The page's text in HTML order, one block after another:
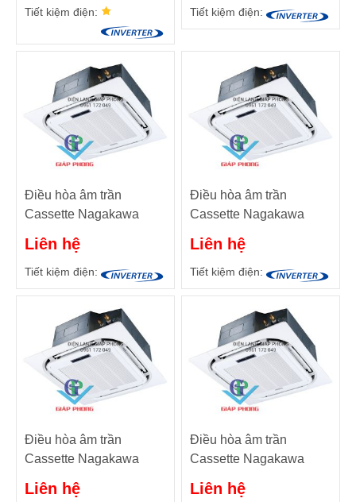
Tiết kiệm điện: Tiết kiệm điện:
Điều hòa âm trần
Cassette Nagakawa
hòa trung tâm VRF
Liên hệ
Tiết kiệm điện:
Điều hòa âm trần
Cassette Nagakawa
hòa trung tâm VRF
Liên hệ
Tiết kiệm điện:
Điều hòa âm trần
Cassette Nagakawa
hòa trung tâm VRF
Liên hệ
Điều hòa âm trần
Cassette Nagakawa
hòa trung tâm VRF
Liên hệ